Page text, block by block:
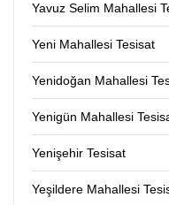
Yavuz Selim Mahallesi
Yeni Mahallesi Tesisat
Yenidoğan Mahallesi
Yenigün Mahallesi
Yenişehir Tesisat
Yeşildere Mahallesi